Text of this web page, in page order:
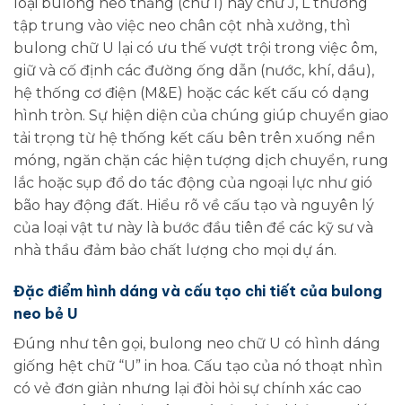
tập trung vào việc neo chân cột nhà xưởng, thì
bulong chữ U lại có ưu thế vượt trội trong việc ôm,
giữ và cố định các đường ống dẫn (nước, khí, dầu),
hệ thống cơ điện (M&E) hoặc các kết cấu có dạng
hình tròn. Sự hiện diện của chúng giúp chuyển giao
tải trọng từ hệ thống kết cấu bên trên xuống nền
móng, ngăn chặn các hiện tượng dịch chuyển, rung
lắc hoặc sụp đổ do tác động của ngoại lực như gió
bão hay động đất. Hiểu rõ về cấu tạo và nguyên lý
của loại vật tư này là bước đầu tiên để các kỹ sư và
nhà thầu đảm bảo chất lượng cho mọi dự án.
Đặc điểm hình dáng và cấu tạo chi tiết của bulong
neo bẻ U
Đúng như tên gọi, bulong neo chữ U có hình dáng
giống hệt chữ “U” in hoa. Cấu tạo của nó thoạt nhìn
có vẻ đơn giản nhưng lại đòi hỏi sự chính xác cao